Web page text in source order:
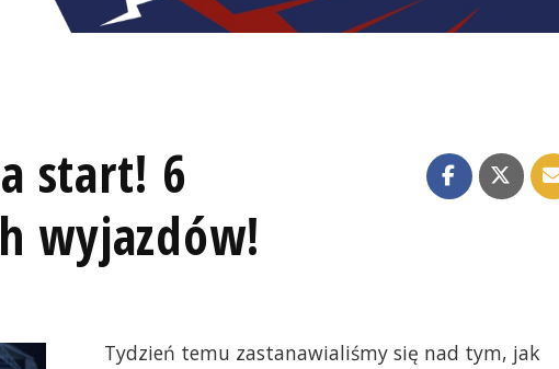
start! 6
wyjazdów!
Tydzień temu zastanawialiśmy się nad tym, jak